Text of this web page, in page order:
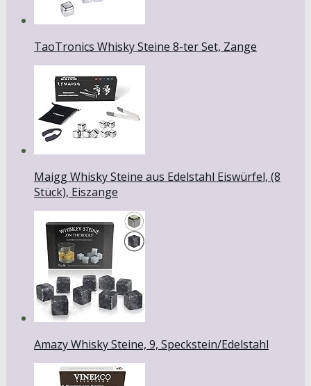
TaoTronics Whisky Steine 8-ter Set, Zange
Maigg Whisky Steine aus Edelstahl Eiswürfel, (8
Stück), Eiszange
Amazy Whisky Steine, 9, Speckstein/Edelstahl